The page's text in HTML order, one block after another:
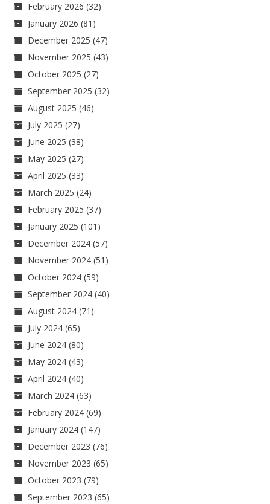
February 2026 (32)
January 2026 (81)
December 2025 (47)
November 2025 (43)
October 2025 (27)
September 2025 (32)
August 2025 (46)
July 2025 (27)
June 2025 (38)
May 2025 (27)
April 2025 (33)
March 2025 (24)
February 2025 (37)
January 2025 (101)
December 2024 (57)
November 2024 (51)
October 2024 (59)
September 2024 (40)
August 2024 (71)
July 2024 (65)
June 2024 (80)
May 2024 (43)
April 2024 (40)
March 2024 (63)
February 2024 (69)
January 2024 (147)
December 2023 (76)
November 2023 (65)
October 2023 (79)
September 2023 (65)